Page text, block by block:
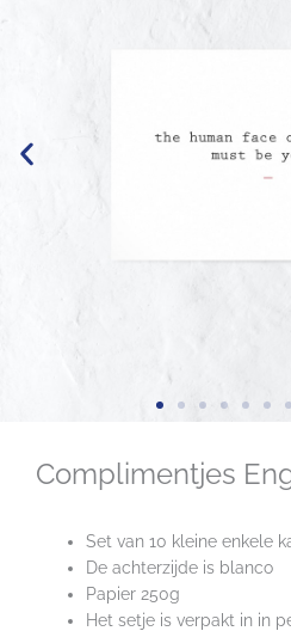
Complimentjes
Set van 10 kleine enkele
De achterzijde is blanco
Papier 250g
Het setje is verpakt in in